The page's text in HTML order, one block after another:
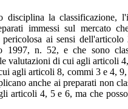
disciplina la classificazione,
immessi sul mercato
pericolosa ai sensi
1997, n. 52, e che sono
valutazioni di cui agli articoli
agli articoli 8, commi 3 e 4,
anche ai preparati non
articoli 4, 5 e 6, ma che